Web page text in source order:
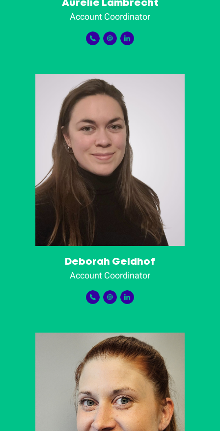
Aurélie Lambrecht
Account Coordinator
Deborah Geldhof
Account Coordinator